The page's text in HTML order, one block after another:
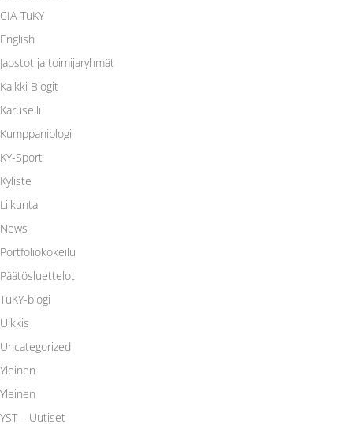
CIA-TuKY
English
Jaostot ja toimijaryhmät
Kaikki Blogit
Karuselli
Kumppaniblogi
KY-Sport
Kyliste
Liikunta
News
Portfoliokokeilu
Päätösluettelot
TuKY-blogi
Ulkkis
Uncategorized
Yleinen
Yleinen
YST – Uutiset